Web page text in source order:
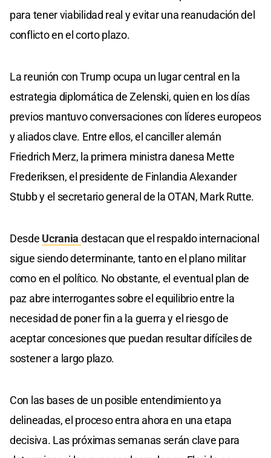
para tener viabilidad real y evitar una reanudación del
conflicto en el corto plazo.
La reunión con Trump ocupa un lugar central en la
estrategia diplomática de Zelenski, quien en los días
previos mantuvo conversaciones con líderes europeos
y aliados clave. Entre ellos, el canciller alemán
Friedrich Merz, la primera ministra danesa Mette
Frederiksen, el presidente de Finlandia Alexander
Stubb y el secretario general de la OTAN, Mark Rutte.
Desde Ucrania destacan que el respaldo internacional
sigue siendo determinante, tanto en el plano militar
como en el político. No obstante, el eventual plan de
paz abre interrogantes sobre el equilibrio entre la
necesidad de poner fin a la guerra y el riesgo de
aceptar concesiones que puedan resultar difíciles de
sostener a largo plazo.
Con las bases de un posible entendimiento ya
delineadas, el proceso entra ahora en una etapa
decisiva. Las próximas semanas serán clave para